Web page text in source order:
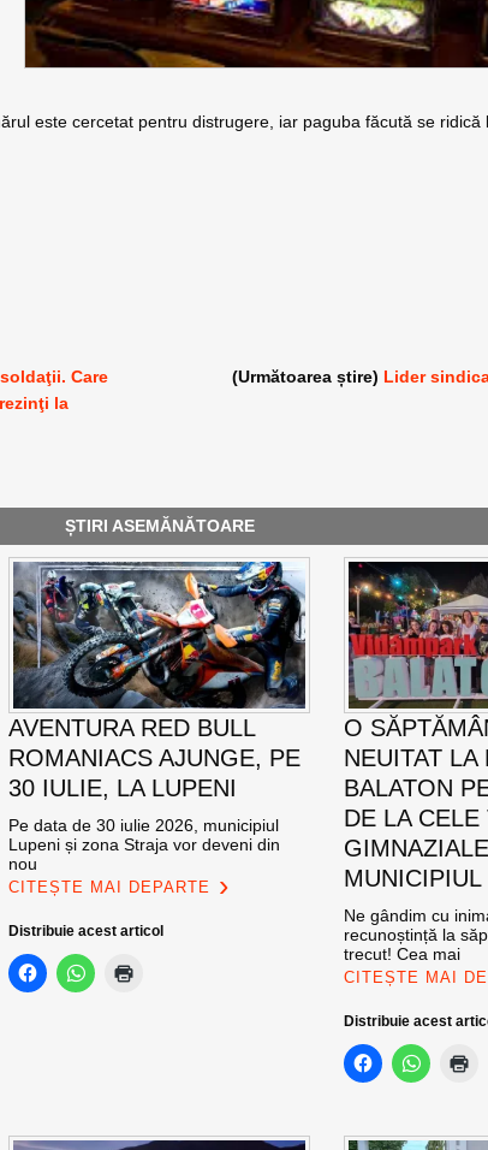
este cercetat pentru distrugere, iar paguba făcută se ridică
Care
la
(Următoarea știre) Lider
ȘTIRI ASEMĂNĂTOARE
AVENTURA RED BULL
ROMANIACS AJUNGE, PE
30 IULIE, LA LUPENI
Pe data de 30 iulie 2026, municipiul
Lupeni și zona Straja vor deveni din
nou
CITEȘTE MAI DEPARTE
Distribuie acest articol
O
NEUITAT LA
BALATON
DE LA
MUNICIPIUL
Ne gândim cu
recunoștință la
trecut! Cea mai
CITEȘTE MAI
Distribuie acest